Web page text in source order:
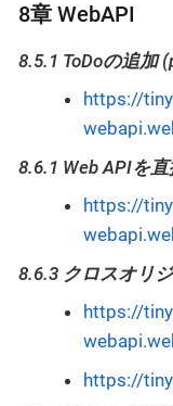
8章 WebAPI
8.5.1 ToDoの追加
https://
8.6.1 Web APIを
https://
8.6.3 クロスオリ
https://
https://